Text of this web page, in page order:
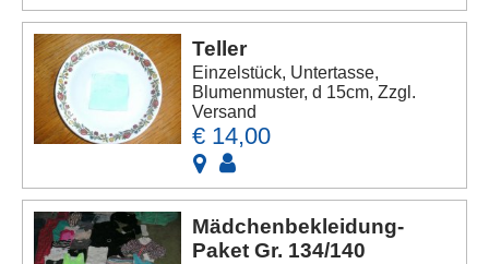
Teller
Einzelstück, Untertasse,
Blumenmuster, d 15cm, Zzgl.
Versand
€ 14,00
Mädchenbekleidung-
Paket Gr. 134/140